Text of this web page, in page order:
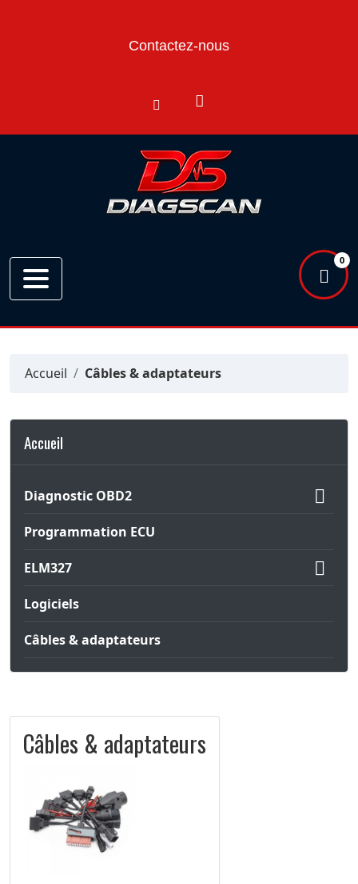
Contactez-nous
0
Accueil Câbles & adaptateurs
Accueil
Diagnostic OBD2 
Programmation ECU
ELM327 
Logiciels
Câbles & adaptateurs
Câbles & adaptateurs